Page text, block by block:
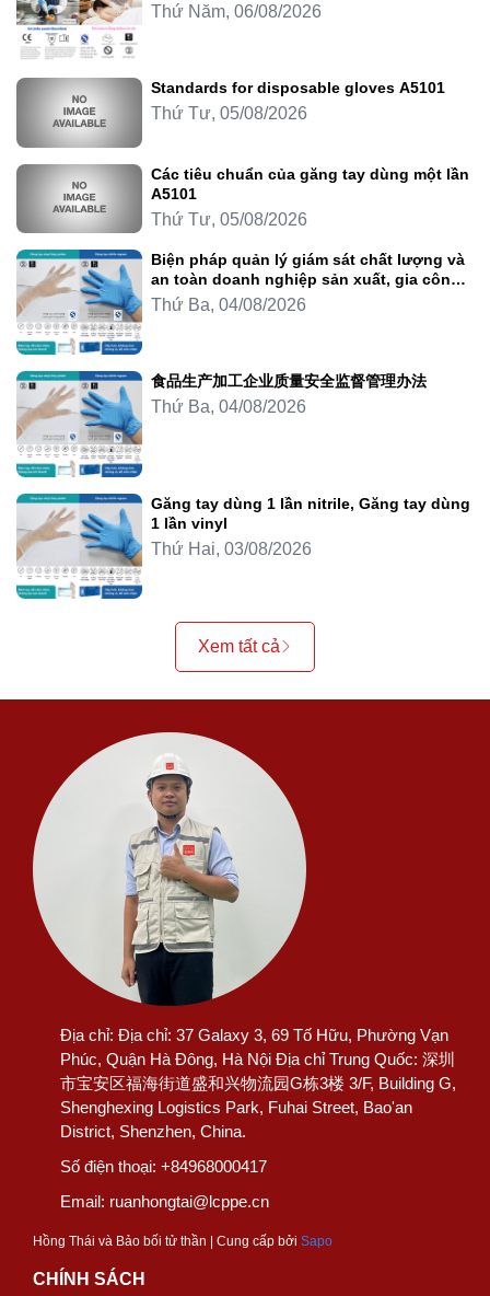
Thứ Năm, 06/08/2026
Standards for disposable gloves A5101
Thứ Tư, 05/08/2026
Các tiêu chuẩn của găng tay dùng một lần
A5101
Thứ Tư, 05/08/2026
Biện pháp quản lý giám sát chất lượng và
an toàn doanh nghiệp sản xuất, gia công
thực phẩm
Thứ Ba, 04/08/2026
食品生产加工企业质量安全监督管理办法
Thứ Ba, 04/08/2026
Găng tay dùng 1 lần nitrile, Găng tay dùng
1 lần vinyl
Thứ Hai, 03/08/2026
Xem tất cả
Địa chỉ: Địa chỉ: 37 Galaxy 3, 69 Tố Hữu, Phường Vạn
Phúc, Quận Hà Đông, Hà Nội Địa chỉ Trung Quốc: 深圳
市宝安区福海街道盛和兴物流园G栋3楼 3/F, Building G,
Shenghexing Logistics Park, Fuhai Street, Bao'an
District, Shenzhen, China.
Số điện thoại: +84968000417
Email: ruanhongtai@lcppe.cn
Hồng Thái và Bảo bối tử thần | Cung cấp bởi Sapo
CHÍNH SÁCH